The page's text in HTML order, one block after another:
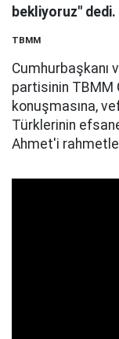
bekliyoruz" dedi.
TBMM
Cumhurbaşkanı
partisinin TBMM
konuşmasına,
Türklerinin
Ahmet'i rahmetle